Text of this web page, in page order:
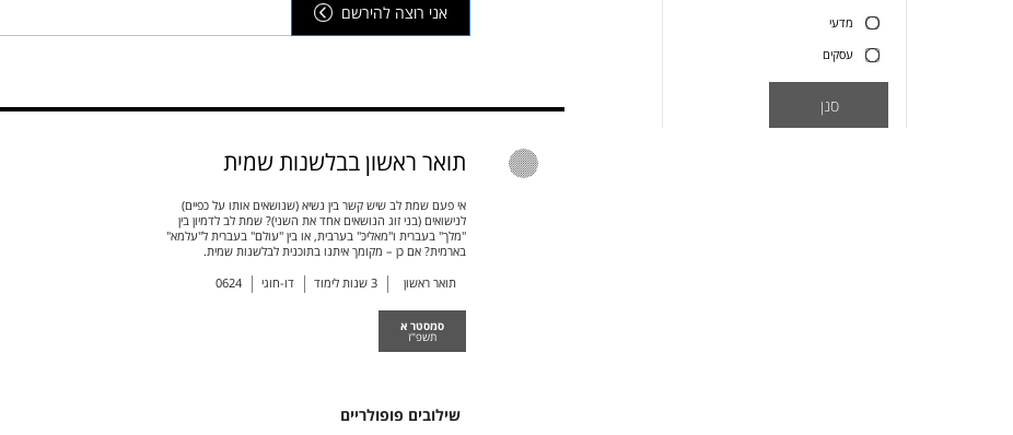
מדעי
עסקים
סנן
אני רוצה להירשם
תואר ראשון בבלשנות שמית
אי פעם שמת לב שיש קשר בין נשיא (שנושאים אותו על כפיים)
לנישואים (בני זוג הנושאים אחד את השני)? שמת לב לדמיון בין
"מלך" בעברית ו"מאליכּ" בערבית, או בין "עולם" בעברית ל"עלמא"
בארמית? אם כן – מקומך איתנו בתוכנית לבלשנות שמית.
תואר ראשון 3 שנות לימוד דו-חוגי 0624
סמסטר א
תשפ"ז
שילובים פופולריים